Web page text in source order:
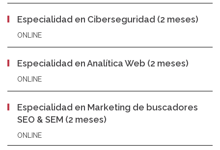
Especialidad en Ciberseguridad (2 meses)
ONLINE
Especialidad en Analítica Web (2 meses)
ONLINE
Especialidad en Marketing de buscadores
SEO & SEM (2 meses)
ONLINE